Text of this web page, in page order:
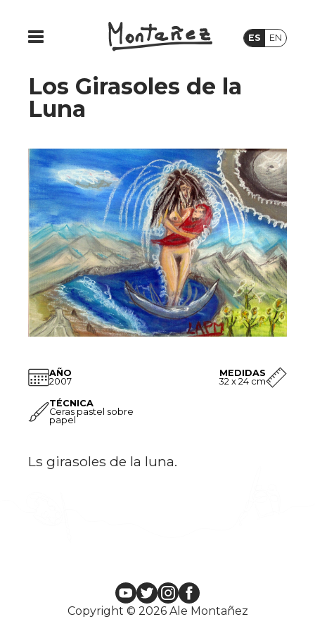
ES EN
Los Girasoles de la
Luna
AÑO
2007
MEDIDAS
32 x 24 cm
TÉCNICA
Ceras pastel sobre
papel
Ls girasoles de la luna.
Copyright © 2026 Ale Montañez